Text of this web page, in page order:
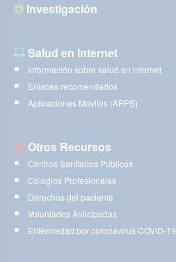
Investigación
Salud en Internet
Información sobre salud en internet
Enlaces recomendados
Aplicaciones Móviles (APPS)
Otros Recursos
Centros Sanitarios Públicos
Colegios Profesionales
Derechos del paciente
Voluntades Anticipadas
Enfermedad por coronavirus COVID-19